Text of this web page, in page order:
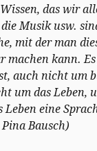
das wir
Musik usw.
mit der man
machen kann.
auch nicht um
um das Leben,
eine
Bausch)